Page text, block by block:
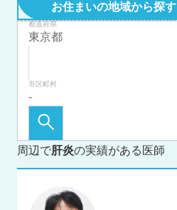
お住まいの地域から探す
都道府県
市区町村
周辺で肝炎の実績がある医師